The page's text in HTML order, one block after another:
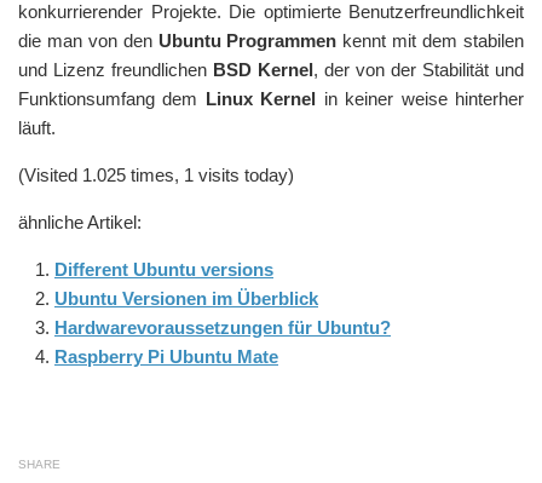
konkurrierender Projekte. Die optimierte Benutzerfreundlichkeit
die man von denUbuntu Programmen kennt mit dem stabilen
und Lizenz freundlichen BSD Kernel, der von der Stabilität und
Funktionsumfang dem Linux Kernel in keiner weise hinterher
läuft.
(Visited 1.025 times, 1 visits today)
ähnliche Artikel:
Different Ubuntu versions
Ubuntu Versionen im Überblick
Hardwarevoraussetzungen für Ubuntu?
Raspberry Pi Ubuntu Mate
SHARE